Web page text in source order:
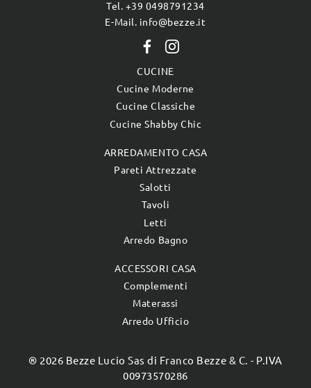
Tel. +39 0498791234
E-Mail. info@bezze.it
CUCINE
Cucine Moderne
Cucine Classiche
Cucine Shabby Chic
ARREDAMENTO CASA
Pareti Attrezzate
Salotti
Tavoli
Letti
Arredo Bagno
ACCESSORI CASA
Complementi
Materassi
Arredo Ufficio
® 2026 Bezze Lucio Sas di Franco Bezze & C. - P.IVA
00973570286